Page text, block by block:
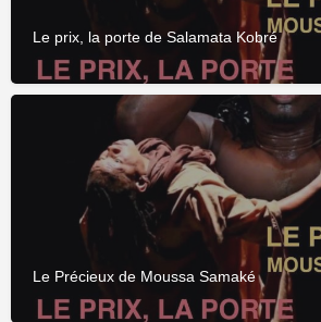
Le prix, la porte de Salamata Kobré
Le Précieux de Moussa Samaké